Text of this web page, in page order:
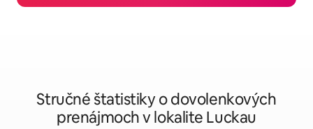
Stručné štatistiky o dovolenkových
prenájmoch v lokalite Luckau